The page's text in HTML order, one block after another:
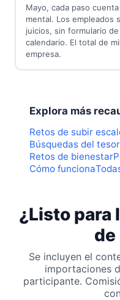
Mayo, cada paso
mental. Los empleados
juicios, sin formulario
calendario. El total de
empresa.
Explora más
Retos de subir
Búsquedas del
Retos de bienestar
Cómo funciona
¿Listo para
de
Se incluyen el
importaciones
participante.